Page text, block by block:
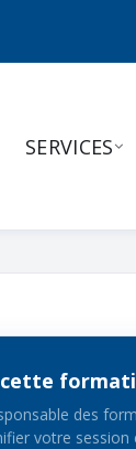
SERVICES
des
votre session